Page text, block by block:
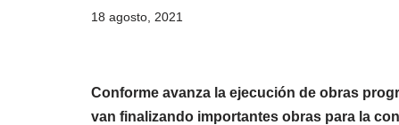
18 agosto, 2021
Conforme avanza la ejecución de obras
van finalizando importantes obras para la